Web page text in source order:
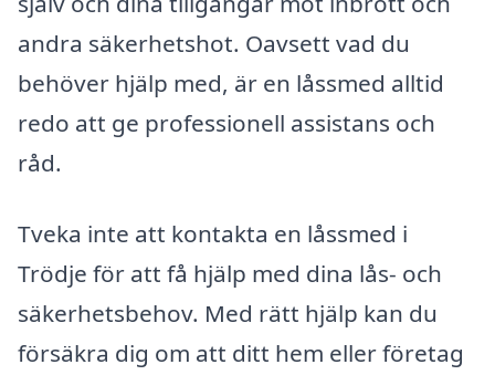
andra säkerhetshot. Oavsett vad du
behöver hjälp med, är en låssmed alltid
redo att ge professionell assistans och
råd.
Tveka inte att kontakta en låssmed i
Trödje för att få hjälp med dina lås- och
säkerhetsbehov. Med rätt hjälp kan du
försäkra dig om att ditt hem eller företag